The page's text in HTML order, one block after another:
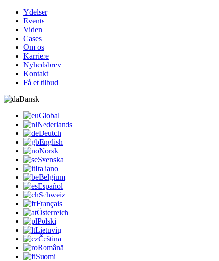
Ydelser
Events
Viden
Cases
Om os
Karriere
Nyhedsbrev
Kontakt
Få et tilbud
Dansk
Global
Nederlands
Deutch
English
Norsk
Svenska
Italiano
Belgium
Español
Schweiz
Français
Österreich
Polski
Lietuvių
Čeština
Română
Suomi